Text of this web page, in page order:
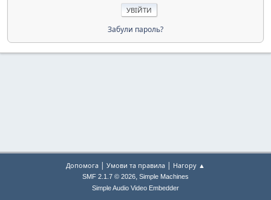
Забули пароль?
Допомога | Умови та правила | Нагору ▲
SMF 2.1.7 © 2026, Simple Machines
Simple Audio Video Embedder